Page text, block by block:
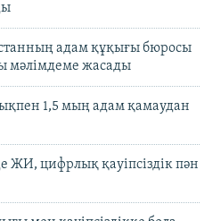
адам құқығы бюросы
мәлімдеме жасады
1,5 мың адам қамаудан
ЖИ, цифрлық қауіпсіздік пән